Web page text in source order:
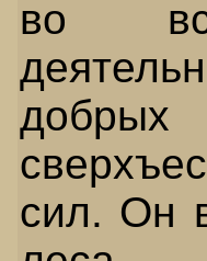
во
добрых
сил. Он